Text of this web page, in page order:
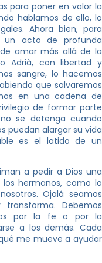
para poner en valor la
hablamos de ello, lo
Ahora bien, para
un acto de profunda
amar más allá de la
Adrià, con libertad y
sangre, lo hacemos
que salvaremos
en una cadena de
de formar parte
se detenga cuando
puedan alargar su vida
es el latido de un
a pedir a Dios una
hermanos, como lo
Ojalá seamos
Debemos
por la fe o por la
a los demás. Cada
me mueve a ayudar